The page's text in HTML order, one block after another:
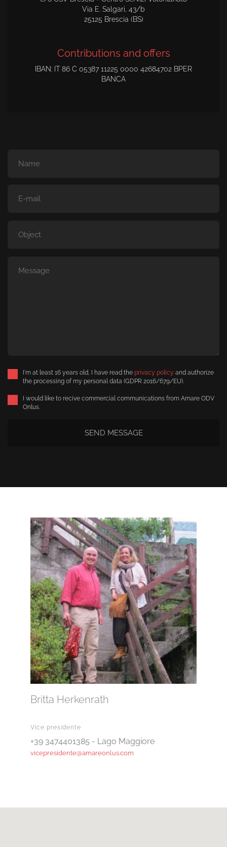
Via E. Salgari, 43/b
25125 Brescia (BS)
Contributions and offers
IBAN: IT 86 C 05387 11225 0000 42684702 BPER
BANCA
I'm at least 16 years old, I have read the privacy policy and authorize
the processing of my personal data (GDPR 2016/679/EU).
I would like to recive commercial communications from Amare ODV
Onlus.
Britta Herkenrath
Vice presidente
+39 3474401385 - Lago Maggiore
vicepresidente@amareonlus.com